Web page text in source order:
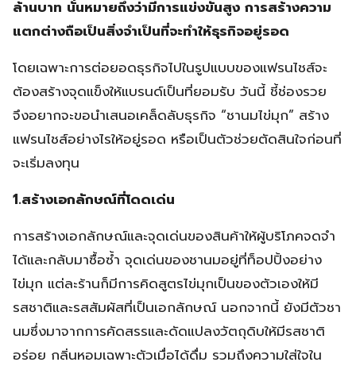
ล้านบาท นั่นหมายถึงว่ามีการแข่งขันสูง การสร้างความ
แตกต่างถือเป็นสิ่งจำเป็นที่จะทำให้ธุรกิจอยู่รอด
โดยเฉพาะการต่อยอดธุรกิจไปในรูปแบบของแฟรนไชส์จะ
ต้องสร้างจุดแข็งให้แบรนด์เป็นที่ยอมรับ วันนี้ ชี้ช่องรวย
จึงอยากจะขอนำเสนอเคล็ดลับธุรกิจ “ชานมไข่มุก” สร้าง
แฟรนไชส์อย่างไรให้อยู่รอด หรือเป็นตัวช่วยตัดสินใจก่อนที่
จะเริ่มลงทุน
1.สร้างเอกลักษณ์ที่โดดเด่น
การสร้างเอกลักษณ์และจุดเด่นของสินค้าให้ผู้บริโภคจดจำ
ได้และกลับมาซื้อซ้ำ จุดเด่นของชานมอยู่ที่ท็อปปิ้งอย่าง
ไข่มุก แต่ละร้านก็มีการคิดสูตรไข่มุกเป็นของตัวเองให้มี
รสชาติและรสสัมผัสที่เป็นเอกลักษณ์ นอกจากนี้ ยังมีตัวชา
นมซึ่งมาจากการคัดสรรและดัดแปลงวัตถุดิบให้มีรสชาติ
อร่อย กลิ่นหอมเฉพาะตัวเมื่อได้ดื่ม รวมถึงความใส่ใจใน